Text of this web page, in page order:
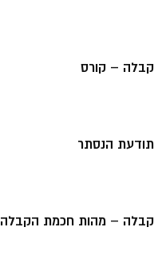
קבלה – קורס
תודעת הנסתר
קבלה – מהות חכמת הקבלה